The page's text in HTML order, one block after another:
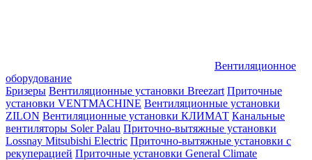
Вентиляционное
оборудование
Бризеры Вентиляционные установки Breezart Приточные
установки VENTMACHINE Вентиляционные установки
ZILON Вентиляционные установки КЛИМАТ Канальные
вентиляторы Soler Palau Приточно-вытяжные установки
Lossnay Mitsubishi Electric Приточно-вытяжные установки с
рекуперацией Приточные установки General Climate